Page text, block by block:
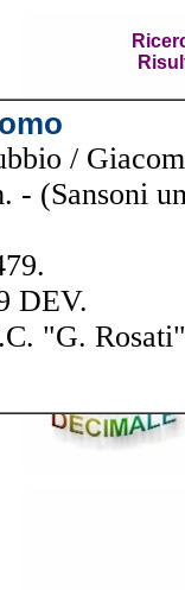
/
- (Sansoni
DEV.
"G. Rosati"